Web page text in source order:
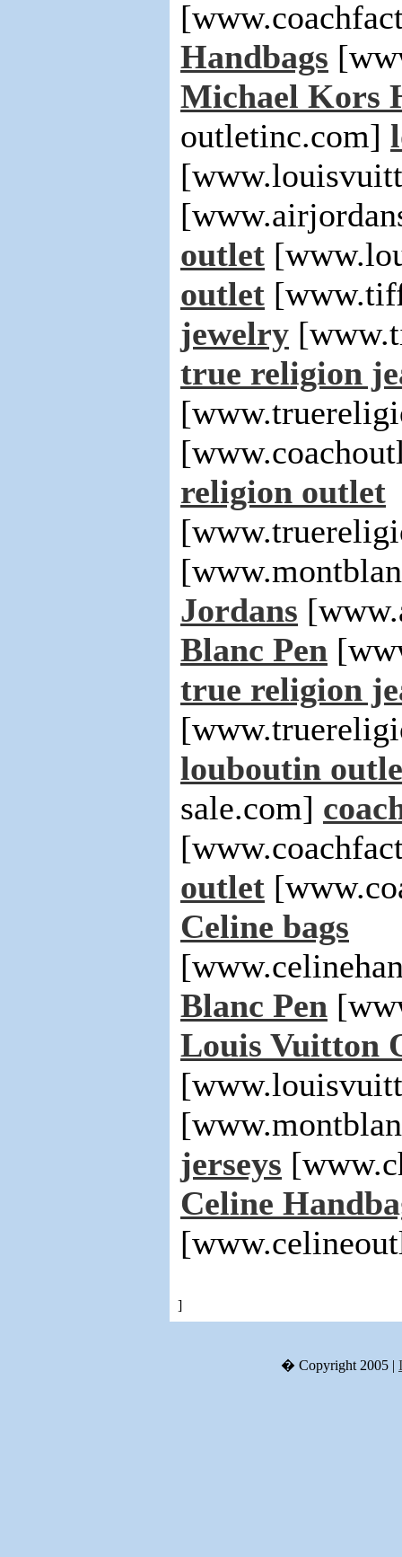
Handbags
Michael Kors
outletinc.com]
outlet
outlet
jewelry
true religion
religion outlet
Jordans
Blanc Pen
true religion
louboutin
sale.com]
outlet
Celine bags
Blanc Pen
Louis Vuitton
jerseys
Celine
]
� Copyright 2005 |